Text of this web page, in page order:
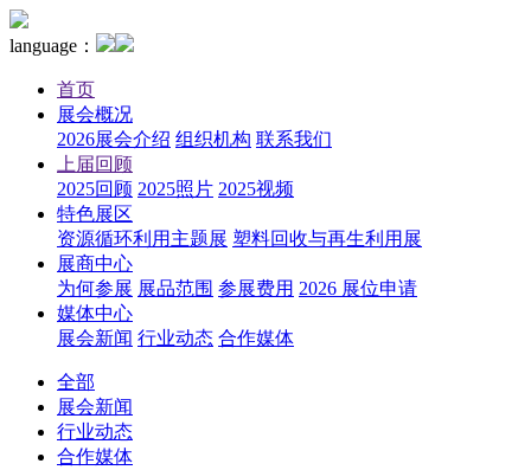
language：
首页
展会概况
2026展会介绍 组织机构 联系我们
上届回顾
2025回顾 2025照片 2025视频
特色展区
资源循环利用主题展 塑料回收与再生利用展
展商中心
为何参展 展品范围 参展费用 2026 展位申请
媒体中心
展会新闻 行业动态 合作媒体
全部
展会新闻
行业动态
合作媒体